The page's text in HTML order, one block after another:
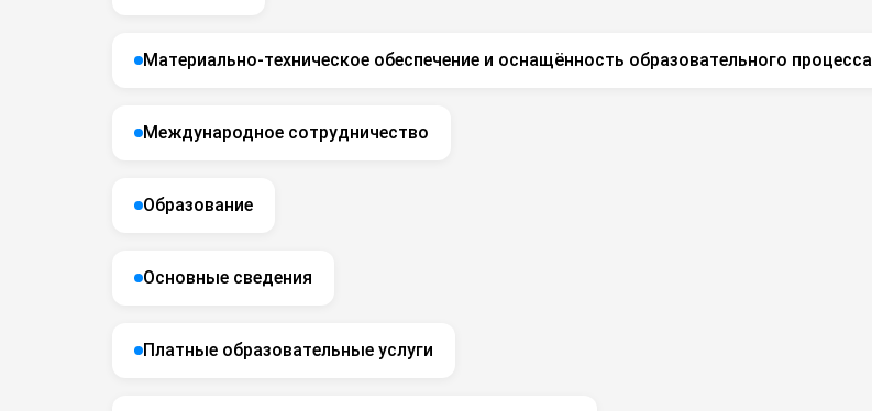
Материально-техническое обеспечение и оснащённость образовательного процесса
Международное сотрудничество
Образование
Основные сведения
Платные образовательные услуги